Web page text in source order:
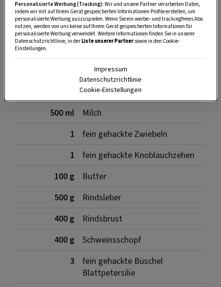
SPEICHERN DRUCKEN
Zutaten
alte, klein gewürfelte Semmeln
500 ml
Milch
1
fein gehackte Zwiebeln
1
fein gehackte Knoblauchzehen
100 g
Butter
500 g
Rindsleber
400 g
Rindsbrust
400 g
Schweinsschopf
3
fein gehackte Büschel
Blattpetersilie
Personalisierte Werbung (Tracking): Wir und unsere Partner verarbeiten Daten,
indem wir mit auf Ihrem Gerät gespeicherten Informationen Profile erstellen, um
personalisierte Werbung auszuspielen. Wenn Sie ein werbe– und trackingfreies Abo
nutzen, werden von uns keine auf Ihrem Gerät gespeicherten Informationen für
personalisierte Werbung verwendet. Weitere Informationen finden Sie in unserer
Datenschutzrichtlinie, in derListe unserer Partnersowie in den Cookie-
Einstellungen.
Impressum
Datenschutzrichtlinie
Cookie-Einstellungen